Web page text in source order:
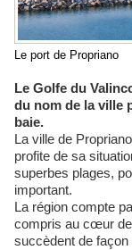
Le port de Propriano
Le Golfe du Valinco est souvent appelé Golfe de Propriano,
du nom de la ville
baie.
La ville de
profite de sa
superbes plages,
important.
La région compte
compris au cœur
succèdent de